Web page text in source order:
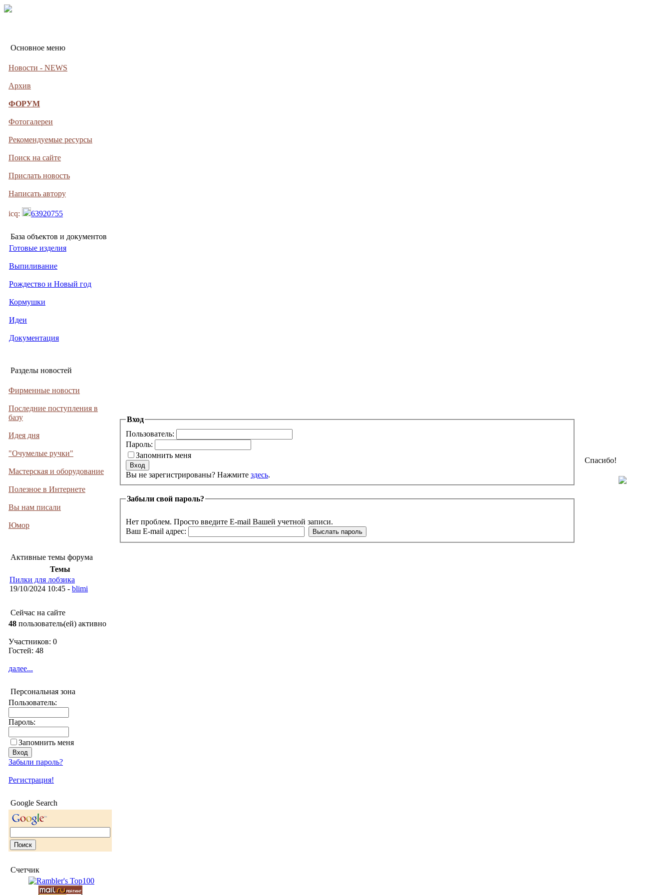
Основное меню
Новости - NEWS
Архив
ФОРУМ
Фотогалереи
Рекомендуемые ресурсы
Поиск на сайте
Прислать новость
Написать автору
icq: 63920755
База объектов и документов
Готовые изделия
Выпиливание
Рождество и Новый год
Кормушки
Идеи
Документация
Разделы новостей
Фирменные новости
Последние поступления в
базу
Идея дня
"Очумелые ручки"
Мастерская и оборудование
Полезное в Интернете
Вы нам писали
Юмор
Активные темы форума
Темы
Пилки для лобзика
19/10/2024 10:45 - blimi
Сейчас на сайте
48 пользователь(ей) активно
Участников: 0
Гостей: 48
далее...
Персональная зона
Пользователь:
Пароль:
Запомнить меня
Забыли пароль?
Регистрация!
Google Search
Счетчик
Вход
Пользователь:
Пароль:
Запомнить меня
Вы не зарегистрированы? Нажмите здесь.
Забыли свой пароль?
Нет проблем. Просто введите E-mail Вашей учетной записи.
Ваш E-mail адрес:
Спасибо!